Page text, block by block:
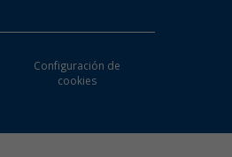
Configuración de
cookies